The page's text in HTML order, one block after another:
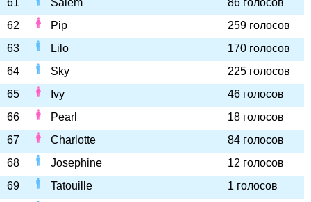
61 Salem
86 голосов
62
Pip
259 голосов
63
Lilo
170 голосов
64
Sky
225 голосов
65
Ivy
46 голосов
66
Pearl
18 голосов
67
Charlotte
84 голосов
68
Josephine
12 голосов
69
Tatouille
1 голосов